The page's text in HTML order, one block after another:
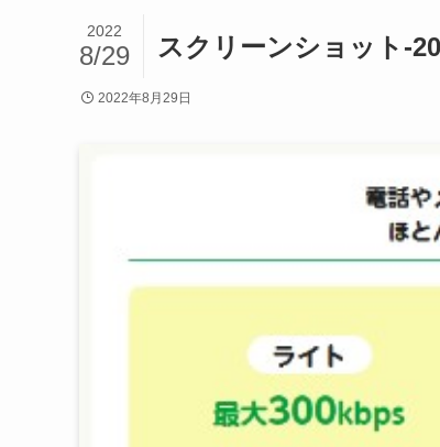
スクリーンショット-
2022
8/29
2022年8月29日